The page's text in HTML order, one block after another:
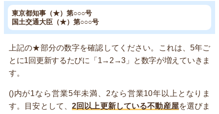
東京都知事（★）第○○○号
国土交通大臣（★）第○○○号
上記の★部分の数字を確認してください。これは、5年ご
とに1回更新するたびに「1→2→3」と数字が増えていきま
す。
()内が1なら営業5年未満、2なら営業10年以上となりま
す。目安として、2回以上更新している不動産屋を選びま